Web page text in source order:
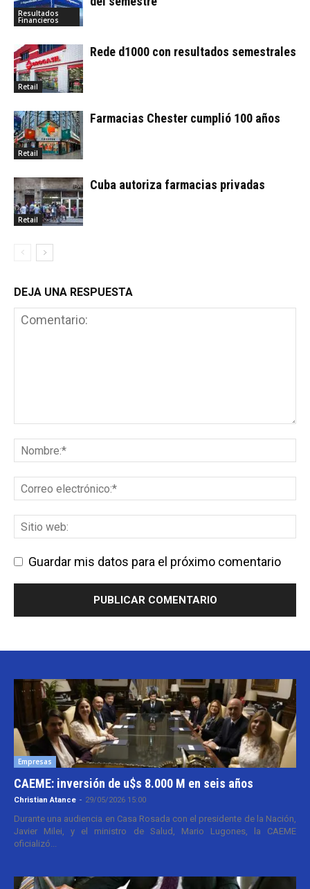
Resultados
Financieros
Retail
Rede d1000 con resultados semestrales
Retail
Farmacias Chester cumplió 100 años
Retail
Cuba autoriza farmacias privadas
DEJA UNA RESPUESTA
Guardar mis datos para el próximo comentario
Empresas
CAEME: inversión de u$s 8.000 M en seis años
Christian Atance - 29/05/2026 15:00
Durante una audiencia en Casa Rosada con el presidente de la Nación,
Javier Milei, y el ministro de Salud, Mario Lugones, la CAEME
oficializó...